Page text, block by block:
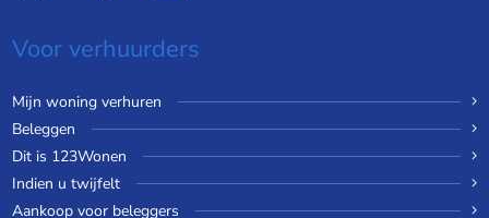
Voor verhuurders
Mijn woning verhuren
Beleggen
Dit is 123Wonen
Indien u twijfelt
Aankoop voor beleggers